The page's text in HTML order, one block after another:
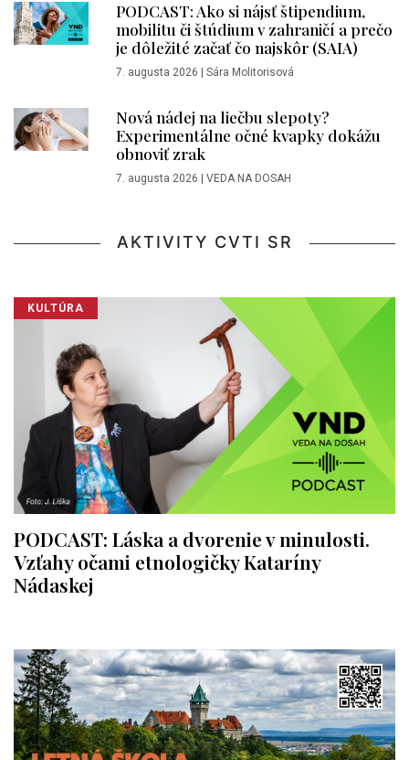
PODCAST: Ako si nájsť štipendium,
mobilitu či štúdium v zahraničí a prečo
je dôležité začať čo najskôr (SAIA)
7. augusta 2026 Sára Molitorisová
Nová nádej na liečbu slepoty?
Experimentálne očné kvapky dokážu
obnoviť zrak
7. augusta 2026 VEDA NA DOSAH
AKTIVITY CVTI SR
KULTÚRA
PODCAST: Láska a dvorenie v minulosti.
Vzťahy očami etnologičky Kataríny
Nádaskej